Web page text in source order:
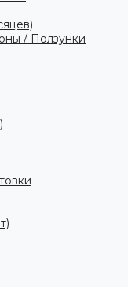
/ Ползунки